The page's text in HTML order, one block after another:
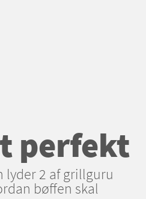
perfekt
lyder 2 af grillguru
bøffen skal